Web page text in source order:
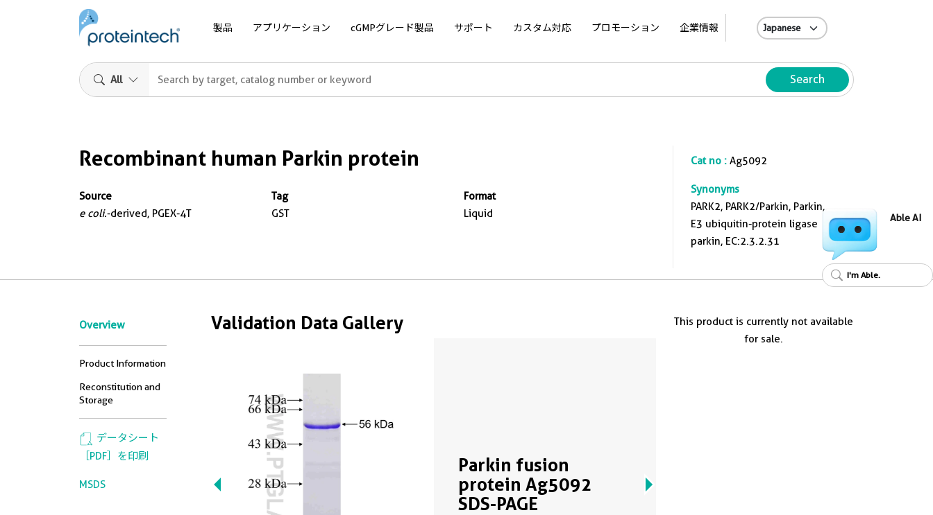
製品 アプリケーション cGMPグレード製品 サポート カスタム対応 プロモーション 企業情報
All Search
Recombinant human Parkin protein
Source
e coli.-derived, PGEX-4T
Tag
GST
Format
Liquid
Cat no : Ag5092
Synonyms
PARK2, PARK2/Parkin, Parkin,
E3 ubiquitin-protein ligase
parkin, EC:2.3.2.31
Overview
Product Information
Reconstitution and
Storage
データシート
［PDF］を印刷
MSDS
Validation Data Gallery
Parkin fusion
protein Ag5092
SDS-PAGE
This product is currently not available
for sale.
Able AI
I'm Able.